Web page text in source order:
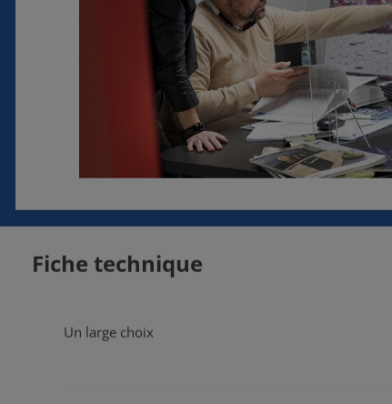
Fiche technique
Un large choix